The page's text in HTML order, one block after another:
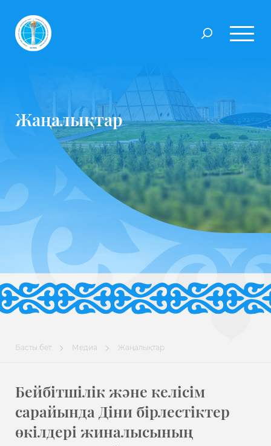
Жаңалықтар
Басты бет Медиа Жаңалықтар
Бейбітшілік және келісім
сарайында Діни бірлестіктер
өкілдері жиналысының